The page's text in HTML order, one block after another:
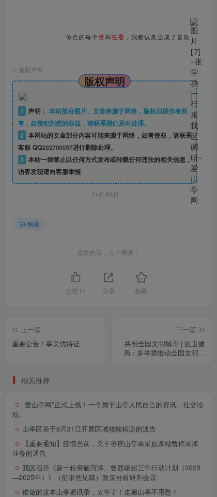
你点的每个赞和在看 ，我都认真当成了喜欢
© 版权声明
版权声明
1 声明： 本站部分图片、文章来源于网络，版权归原作者所
有，如侵犯到您的权益，请联系我们及时处理。
2 本网站的文章部分内容可能来源于网络，如有侵权，请联系
客服 QQ202700037进行删除处理。
3 本站一律禁止以任何方式发布或转载任何违法的相关信息，
访客发现请向客服举报
THE END
快讯
喜欢的话，点个赞呗！
点赞 11 分享 收藏
上一篇
重要公告！事关优待证
下一篇
共创全国文明城市 | 区卫健
局：多举措推动全国文明城
相关推荐
“爱山亭网”正式上线！一个属于山亭人民自己的资讯、社交论
坛。
山亭区关于8月31日开展区域核酸检测的通告
【重要通知】疫情当前，关于枣庄山亭单采血浆站暂停采浆
业务的通告
我区召开《新一轮突破菏泽、鲁西崛起三年行动计划（2023
—2025年）》（征求意见稿）政策分析研判会议
谁做的这本山亭通讯录，太牛了！走遍山亭不用愁！